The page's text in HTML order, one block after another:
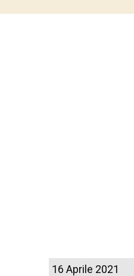
16 Aprile 2021